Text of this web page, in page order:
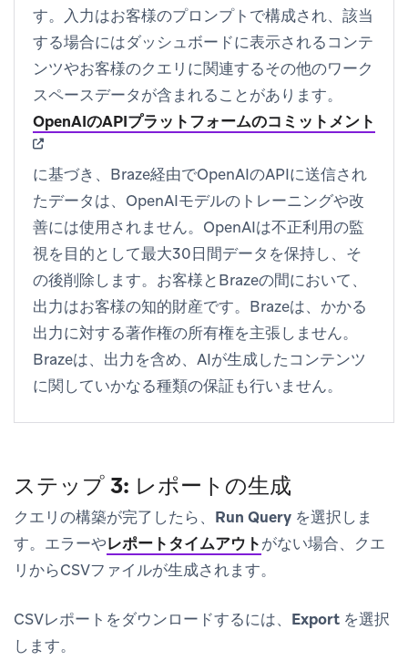
す。入力はお客様のプロンプトで構成され、該当
する場合にはダッシュボードに表示されるコンテ
ンツやお客様のクエリに関連するその他のワーク
スペースデータが含まれることがあります。
OpenAIのAPIプラットフォームのコミットメント
に基づき、Braze経由でOpenAIのAPIに送信され
たデータは、OpenAIモデルのトレーニングや改
善には使用されません。OpenAIは不正利用の監
視を目的として最大30日間データを保持し、そ
の後削除します。お客様とBrazeの間において、
出力はお客様の知的財産です。Brazeは、かかる
出力に対する著作権の所有権を主張しません。
Brazeは、出力を含め、AIが生成したコンテンツ
に関していかなる種類の保証も行いません。
ステップ 3: レポートの生成
クエリの構築が完了したら、 Run Query を選択しま
す。エラーやレポートタイムアウトがない場合、クエ
リからCSVファイルが生成されます。
CSVレポートをダウンロードするには、 Export を選択
します。